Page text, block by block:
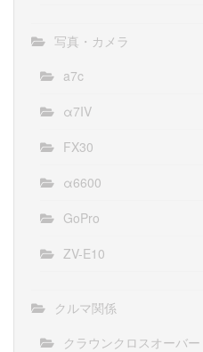
写真・カメラ
a7c
α7IV
FX30
α6600
GoPro
ZV-E10
クルマ関係
クラウンクロスオーバー